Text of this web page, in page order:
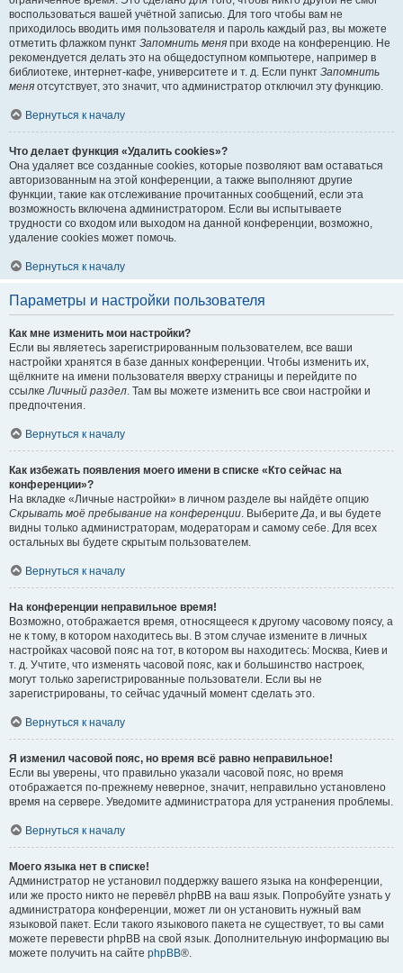
воспользоваться вашей учётной записью. Для того чтобы вам не
приходилось вводить имя пользователя и пароль каждый раз, вы можете
отметить флажком пункт Запомнить меня при входе на конференцию. Не
рекомендуется делать это на общедоступном компьютере, например в
библиотеке, интернет-кафе, университете и т. д. Если пункт Запомнить
меня отсутствует, это значит, что администратор отключил эту функцию.
Вернуться к началу
Что делает функция «Удалить cookies»?
Она удаляет все созданные cookies, которые позволяют вам оставаться
авторизованным на этой конференции, а также выполняют другие
функции, такие как отслеживание прочитанных сообщений, если эта
возможность включена администратором. Если вы испытываете
трудности со входом или выходом на данной конференции, возможно,
удаление cookies может помочь.
Вернуться к началу
Параметры и настройки пользователя
Как мне изменить мои настройки?
Если вы являетесь зарегистрированным пользователем, все ваши
настройки хранятся в базе данных конференции. Чтобы изменить их,
щёлкните на имени пользователя вверху страницы и перейдите по
ссылкеЛичный раздел. Там вы можете изменить все свои настройки и
предпочтения.
Вернуться к началу
Как избежать появления моего имени в списке «Кто сейчас на
конференции»?
На вкладке «Личные настройки» в личном разделе вы найдёте опцию
Скрывать моё пребывание на конференции. ВыберитеДа, и вы будете
видны только администраторам, модераторам и самому себе. Для всех
остальных вы будете скрытым пользователем.
Вернуться к началу
На конференции неправильное время!
Возможно, отображается время, относящееся к другому часовому поясу, а
не к тому, в котором находитесь вы. В этом случае измените в личных
настройках часовой пояс на тот, в котором вы находитесь: Москва, Киев и
т. д. Учтите, что изменять часовой пояс, как и большинство настроек,
могут только зарегистрированные пользователи. Если вы не
зарегистрированы, то сейчас удачный момент сделать это.
Вернуться к началу
Я изменил часовой пояс, но время всё равно неправильное!
Если вы уверены, что правильно указали часовой пояс, но время
отображается по-прежнему неверное, значит, неправильно установлено
время на сервере. Уведомите администратора для устранения проблемы.
Вернуться к началу
Моего языка нет в списке!
Администратор не установил поддержку вашего языка на конференции,
или же просто никто не перевёл phpBB на ваш язык. Попробуйте узнать у
администратора конференции, может ли он установить нужный вам
языковой пакет. Если такого языкового пакета не существует, то вы сами
можете перевести phpBB на свой язык. Дополнительную информацию вы
можете получить на сайте phpBB®.